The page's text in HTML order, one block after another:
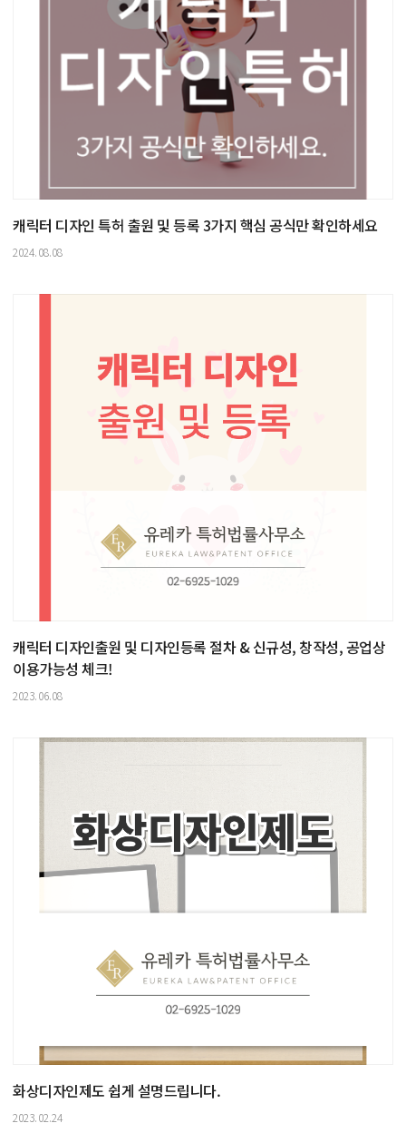
캐릭터 디자인 특허 출원 및 등록 3가지 핵심 공식만 확인하세요
2024.08.08
캐릭터 디자인출원 및 디자인등록 절차 & 신규성, 창작성, 공업상
이용가능성 체크!
2023.06.08
화상디자인제도 쉽게 설명드립니다.
2023.02.24